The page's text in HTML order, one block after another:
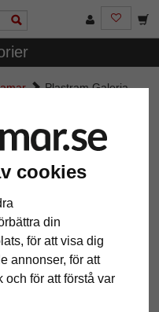
cookies
din
för att visa dig
annonser, för att
för att förstå var
Plastram Galeria